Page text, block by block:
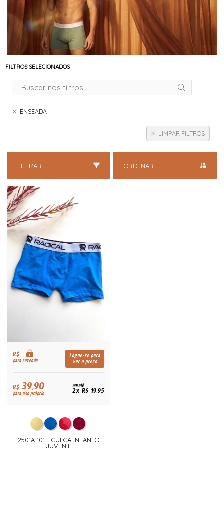
FILTROS SELECIONADOS
ENSEADA
LIMPAR FILTROS
FILTRAR ORDENAR
R$
para revenda
Logue-se para
ver o preço
R$39,90
para uso próprio
em até
2x R$ 19,95
2501A-101 - CUECA INFANTO
JUVENIL